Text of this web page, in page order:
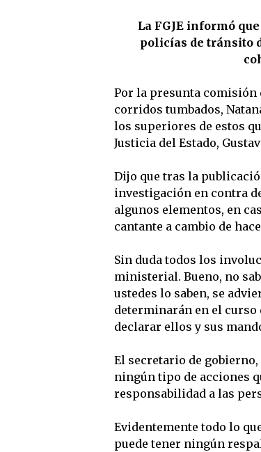
La FGJE informó
policías de tránsito
Por la presunta comisión
corridos tumbados,
los superiores de estos
Justicia del Estado,
Dijo que tras la
investigación en contra
algunos elementos, en
cantante a cambio de
Sin duda todos los
ministerial. Bueno, no
ustedes lo saben, se
determinarán en el curso
declarar ellos y sus
El secretario de gobierno,
ningún tipo de acciones
responsabilidad a las
Evidentemente todo lo
puede tener ningún